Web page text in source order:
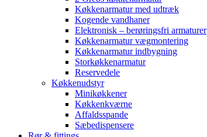
Køkkenarmatur med udtræk
Kogende vandhaner
Elektronisk – berøringsfri armaturer
Køkkenarmatur vægmontering
Køkkenarmatur indbygning
Storkøkkenarmatur
Reservedele
Køkkenudstyr
Minikøkkener
Køkkenkværne
Affaldsspande
Sæbedispensere